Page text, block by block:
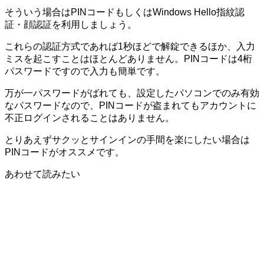
そういう場合はPINコードもしくはWindows Hello指紋認
証・顔認証を利用しましょう。
これらの認証方式であれば1秒ほどで解錠できるほか、入力
ミスを起こすことはほとんどありません。PINコードは4桁
パスワードですので入力も簡単です。
万が一パスワードがばれても、設定したパソコンでのみ有効
なパスワードなので、PINコードが盗まれてもアカウントに
不正ログインされることはありません。
とりあえずサクッとサインインの手間を楽にしたい場合は
PINコードがオススメです。
あわせて読みたい